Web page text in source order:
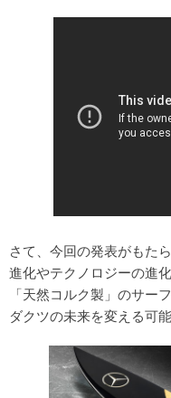
さて、今回の発表がもた
進化やテクノロジーの進
「天然コルク製」のサー
ダクツの未来を変える可